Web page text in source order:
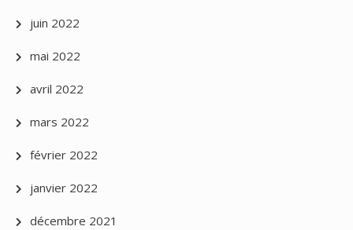
juin 2022
mai 2022
avril 2022
mars 2022
février 2022
janvier 2022
décembre 2021